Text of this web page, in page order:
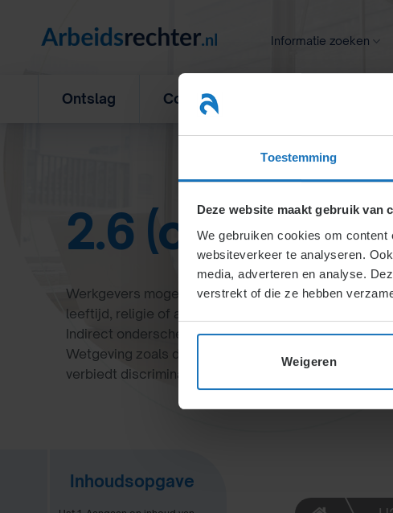
Toestemming
Deze website maakt gebruik van
We gebruiken cookies om
websiteverkeer te analyseren.
media, adverteren en analyse.
verstrekt of die ze hebben
Weigeren
Informatie zoeken
Ontslag Concurrentiebeding
2.6
Werkgevers mogen geen onderscheid maken op
leeftijd, religie of andere gronden, tenzij objectief
Indirect onderscheid kan in specifieke gevallen
Wetgeving zoals de AWGB en WGBL beschermt
verbiedt discriminatie bij aanstelling,
Inhoudsopgave